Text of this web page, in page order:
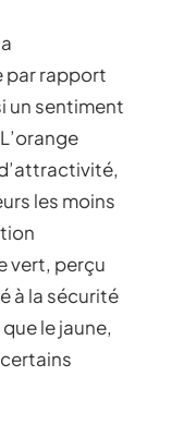
par rapport
un sentiment
les moins
vert, perçu
à la sécurité
le jaune,